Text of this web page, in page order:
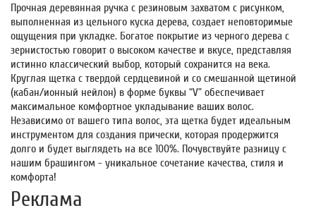
Прочная деревянная ручка с резиновым захватом с рисунком,
выполненная из цельного куска дерева, создает неповторимые
ощущения при укладке. Богатое покрытие из черного дерева с
зернистостью говорит о высоком качестве и вкусе, представляя
истинно классический выбор, который сохранится на века.
Круглая щетка с твердой сердцевиной и со смешанной щетиной
(кабан/ионный нейлон) в форме буквы “V” обеспечивает
максимальное комфортное укладывание ваших волос.
Независимо от вашего типа волос, эта щетка будет идеальным
инструментом для создания прически, которая продержится
долго и будет выглядеть на все 100%. Почувствуйте разницу с
нашим брашингом - уникальное сочетание качества, стиля и
комфорта!
Реклама